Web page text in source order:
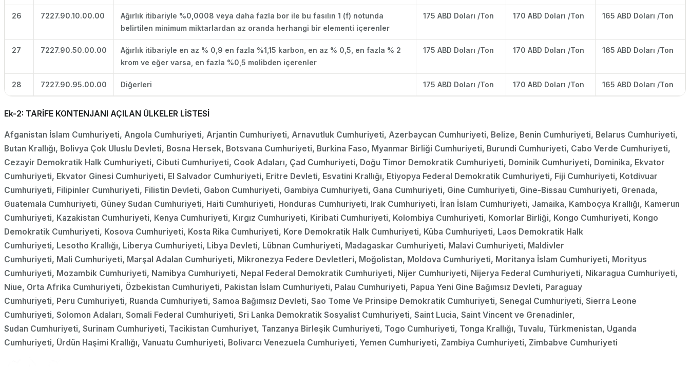
26 7227.90.10.00.00
Ağırlık itibariyle %0,0008 veya daha fazla bor ile bu fasılın 1 (f) notunda
belirtilen minimum miktarlardan az oranda herhangi bir elementi içerenler
175 ABD Doları /Ton 170 ABD Doları /Ton 165 ABD Doları /Ton
27 7227.90.50.00.00
Ağırlık itibariyle en az % 0,9 en fazla %1,15 karbon, en az % 0,5, en fazla % 2
krom ve eğer varsa, en fazla %0,5 molibden içerenler
175 ABD Doları /Ton 170 ABD Doları /Ton 165 ABD Doları /Ton
28 7227.90.95.00.00 Diğerleri 175 ABD Doları /Ton 170 ABD Doları /Ton 165 ABD Doları /Ton
Ek-2: TARİFE KONTENJANI AÇILAN ÜLKELER LİSTESİ
Afganistan İslam Cumhuriyeti, Angola Cumhuriyeti, Arjantin Cumhuriyeti, Arnavutluk Cumhuriyeti, Azerbaycan Cumhuriyeti, Belize, Benin Cumhuriyeti, Belarus Cumhuriyeti,
Butan Krallığı, Bolivya Çok Uluslu Devleti, Bosna Hersek, Botsvana Cumhuriyeti, Burkina Faso, Myanmar Birliği Cumhuriyeti, Burundi Cumhuriyeti, Cabo Verde Cumhuriyeti,
Cezayir Demokratik Halk Cumhuriyeti, Cibuti Cumhuriyeti, Cook Adaları, Çad Cumhuriyeti, Doğu Timor Demokratik Cumhuriyeti, Dominik Cumhuriyeti, Dominika, Ekvator
Cumhuriyeti, Ekvator Ginesi Cumhuriyeti, El Salvador Cumhuriyeti, Eritre Devleti, Esvatini Krallığı, Etiyopya Federal Demokratik Cumhuriyeti, Fiji Cumhuriyeti, Kotdivuar
Cumhuriyeti, Filipinler Cumhuriyeti, Filistin Devleti, Gabon Cumhuriyeti, Gambiya Cumhuriyeti, Gana Cumhuriyeti, Gine Cumhuriyeti, Gine-Bissau Cumhuriyeti, Grenada,
Guatemala Cumhuriyeti, Güney Sudan Cumhuriyeti, Haiti Cumhuriyeti, Honduras Cumhuriyeti, Irak Cumhuriyeti, İran İslam Cumhuriyeti, Jamaika, Kamboçya Krallığı, Kamerun
Cumhuriyeti, Kazakistan Cumhuriyeti, Kenya Cumhuriyeti, Kırgız Cumhuriyeti, Kiribati Cumhuriyeti, Kolombiya Cumhuriyeti, Komorlar Birliği, Kongo Cumhuriyeti, Kongo
Demokratik Cumhuriyeti, Kosova Cumhuriyeti, Kosta Rika Cumhuriyeti, Kore Demokratik Halk Cumhuriyeti, Küba Cumhuriyeti, Laos Demokratik Halk
Cumhuriyeti, Lesotho Krallığı, Liberya Cumhuriyeti, Libya Devleti, Lübnan Cumhuriyeti, Madagaskar Cumhuriyeti, Malavi Cumhuriyeti, Maldivler
Cumhuriyeti, Mali Cumhuriyeti, Marşal Adalan Cumhuriyeti, Mikronezya Federe Devletleri, Moğolistan, Moldova Cumhuriyeti, Moritanya İslam Cumhuriyeti, Morityus
Cumhuriyeti, Mozambik Cumhuriyeti, Namibya Cumhuriyeti, Nepal Federal Demokratik Cumhuriyeti, Nijer Cumhuriyeti, Nijerya Federal Cumhuriyeti, Nikaragua Cumhuriyeti,
Niue, Orta Afrika Cumhuriyeti, Özbekistan Cumhuriyeti, Pakistan İslam Cumhuriyeti, Palau Cumhuriyeti, Papua Yeni Gine Bağımsız Devleti, Paraguay
Cumhuriyeti, Peru Cumhuriyeti, Ruanda Cumhuriyeti, Samoa Bağımsız Devleti, Sao Tome Ve Prinsipe Demokratik Cumhuriyeti, Senegal Cumhuriyeti, Sierra Leone
Cumhuriyeti, Solomon Adaları, Somali Federal Cumhuriyeti, Sri Lanka Demokratik Sosyalist Cumhuriyeti, Saint Lucia, Saint Vincent ve Grenadinler,
Sudan Cumhuriyeti, Surinam Cumhuriyeti, Tacikistan Cumhuriyet, Tanzanya Birleşik Cumhuriyeti, Togo Cumhuriyeti, Tonga Krallığı, Tuvalu, Türkmenistan, Uganda
Cumhuriyeti, Ürdün Haşimi Krallığı, Vanuatu Cumhuriyeti, Bolivarcı Venezuela Cumhuriyeti, Yemen Cumhuriyeti, Zambiya Cumhuriyeti, Zimbabve Cumhuriyeti